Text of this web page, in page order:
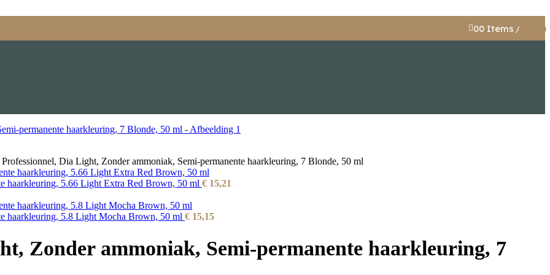
00 Items / 0,00
Professionnel, Dia Light, Zonder ammoniak, Semi-permanente haarkleuring, 7 Blonde, 50 ml
haarkleuring, 5.66 Light Extra Red Brown, 50 ml € 15,21
haarkleuring, 5.8 Light Mocha Brown, 50 ml € 15,15
Zonder ammoniak, Semi-permanente haarkleuring, 7